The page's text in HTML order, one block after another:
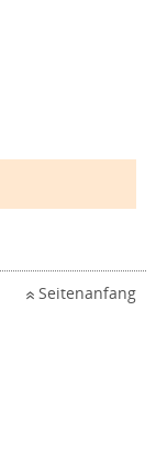
Seitenanfang